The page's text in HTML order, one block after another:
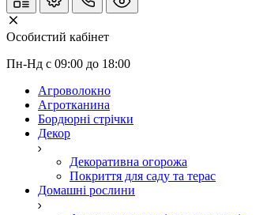
Особистий кабінет
Пн-Нд с 09:00 до 18:00
Агроволокно
Агротканина
Бордюрні стрічки
Декор
Декоративна огорожа
Покриття для саду та терас
Домашні рослини